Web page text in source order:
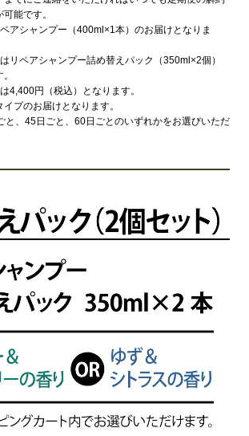
能です。
アシャンプー（400ml×1本）のお届けとなりま
リペアシャンプー詰め替えパック（350ml×2個）
4,400円（税込）となります。
プのお届けとなります。
と、45日ごと、60日ごとのいずれかをお選びいただ